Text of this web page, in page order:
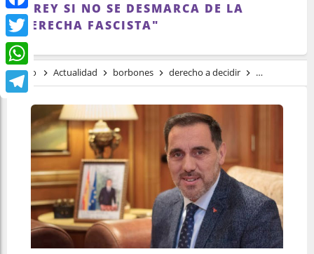
Facebook
Twitter
WhatsApp
Telegram
EL REY SI NO SE DESMARCA DE LA
"DERECHA FASCISTA"
Inicio Actualidad borbones derecho a decidir monarquía